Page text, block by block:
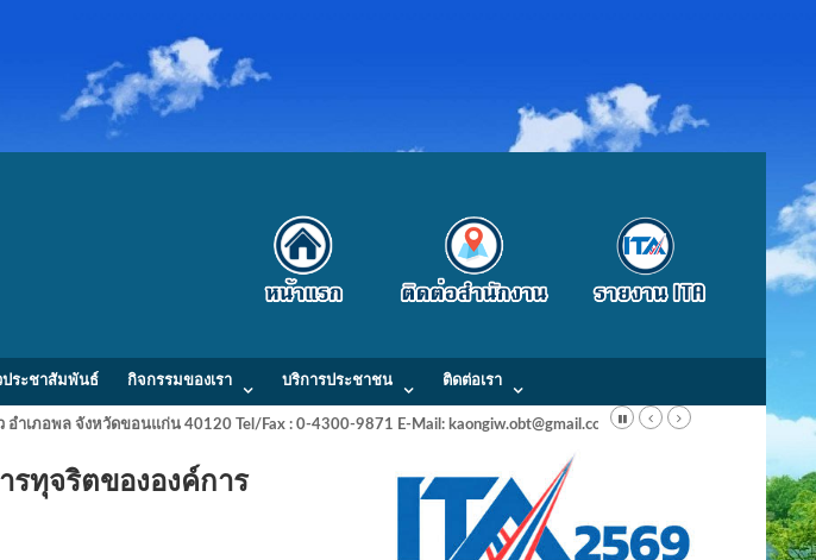
ประชาสัมพันธ์ กิจกรรมของเรา บริการประชาชน ติดต่อเรา
ำเภอพล จังหวัดขอนแก่น 40120 Tel/Fax : 0-4300-9871 E-Mail: kaongiw.obt@gmail.com
รทุจริตขององค์การ